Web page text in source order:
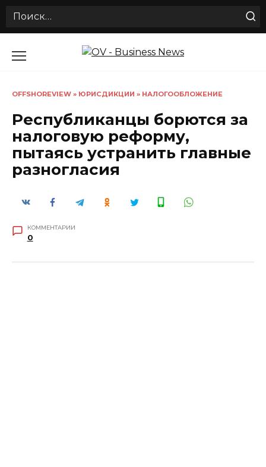
Search
OFFSHOREVIEW » ЮРИСДИКЦИИ » НАЛОГООБЛОЖЕНИЕ
Республиканцы борются за
налоговую реформу,
пытаясь устранить главные
разногласия
КОММЕНТАРИИ
0